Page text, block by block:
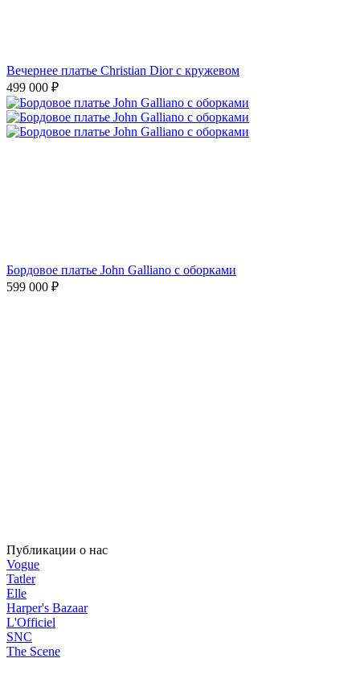
Вечернее платье Christian Dior с кружевом
499 000 ₽
Бордовое платье John Galliano с оборками
599 000 ₽
Публикации о нас
Vogue
Tatler
Elle
Harper's Bazaar
L'Officiel
SNC
The Scene